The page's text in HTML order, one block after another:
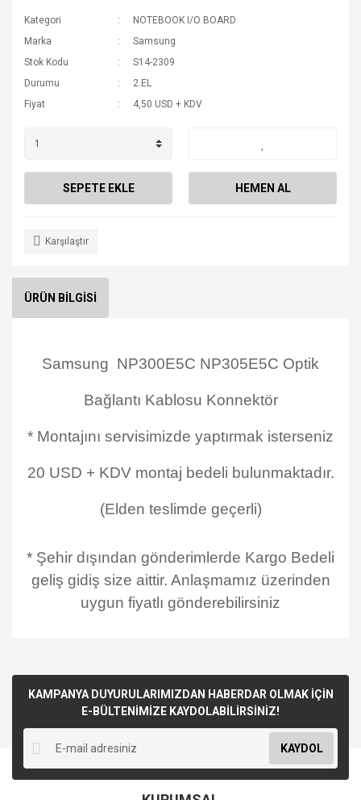
Kategori
NOTEBOOK I/O BOARD
Marka
Samsung
Stok Kodu
S14-2309
Durumu
2.EL
Fiyat
4,50 USD + KDV
SEPETE EKLE HEMEN AL
Karşılaştır
ÜRÜN BİLGİSİ
Samsung NP300E5C NP305E5C Optik
Bağlantı Kablosu Konnektör
* Montajını servisimizde yaptırmak isterseniz
20 USD + KDV montaj bedeli bulunmaktadır.
(Elden teslimde geçerli)
* Şehir dışından gönderimlerde Kargo Bedeli
geliş gidiş size aittir. Anlaşmamız üzerinden
uygun fiyatlı gönderebilirsiniz
KAMPANYA DUYURULARIMIZDAN HABERDAR OLMAK İÇİN
E-BÜLTENİMİZE KAYDOLABİLİRSİNİZ!
KAYDOL